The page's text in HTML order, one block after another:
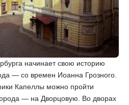
начинает свою историю
— со времен Иоанна Грозного.
Капеллы можно пройти
— на Дворцовую. Во дворах